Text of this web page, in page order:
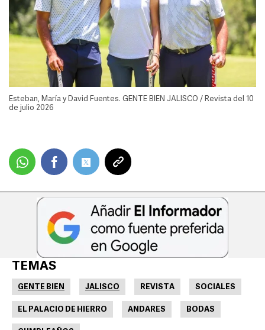
Esteban, María y David Fuentes. GENTE BIEN JALISCO / Revista del 10
de julio 2026
TEMAS
GENTE BIEN JALISCO REVISTA SOCIALES
EL PALACIO DE HIERRO ANDARES BODAS